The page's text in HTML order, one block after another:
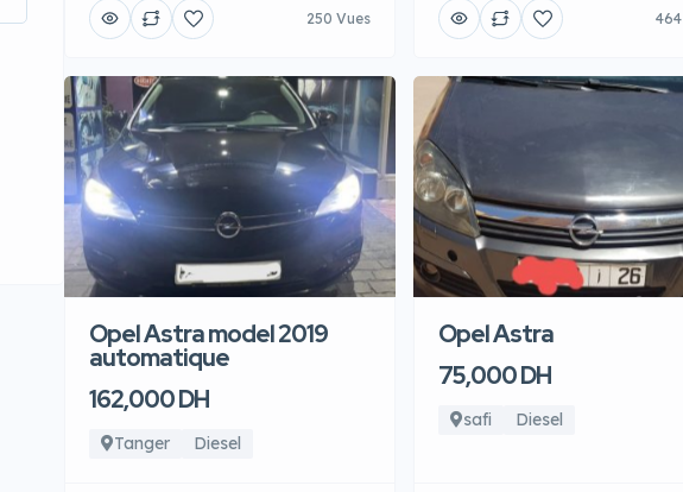
250 Vues
Opel Astra model 2019
automatique
162,000 DH
Tanger Diesel
Opel Astra
75,000 DH
safi Diesel